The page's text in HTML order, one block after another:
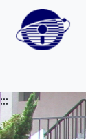
跳至中央內容區塊
:::